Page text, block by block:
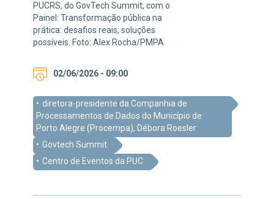
PUCRS, do GovTech Summit, com o
Painel: Transformação pública na
prática: desafios reais, soluções
possíveis. Foto: Alex Rocha/PMPA
02/06/2026 - 09:00
diretora-presidente da Companhia de
Processamentos de Dados do Município de
Porto Alegre (Procempa), Débora Roesler
Govtech Summit
Centro de Eventos da PUC